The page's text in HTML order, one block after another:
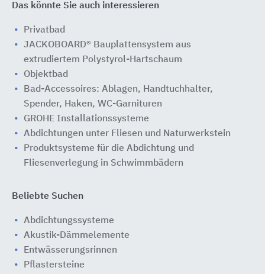
Das könnte Sie auch interessieren
Privatbad
JACKOBOARD® Bauplattensystem aus
extrudiertem Polystyrol-Hartschaum
Objektbad
Bad-Accessoires: Ablagen, Handtuchhalter,
Spender, Haken, WC-Garnituren
GROHE Installationssysteme
Abdichtungen unter Fliesen und Naturwerkstein
Produktsysteme für die Abdichtung und
Fliesenverlegung in Schwimmbädern
Beliebte Suchen
Abdichtungssysteme
Akustik-Dämmelemente
Entwässerungsrinnen
Pflastersteine